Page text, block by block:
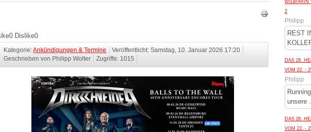
Like0 Dislike0
Kategorie:Ankündigungen & Termine
Veröffentlicht: Samstag, 10. Januar 2026 17:20
Geschrieben von Philipp Wolter
Zugriffe: 1015
WILWARIN
2
Philipp
REST
DAS 28.
VOM 22. -
Philipp
unsere
DAS 28.
VOM 22. -